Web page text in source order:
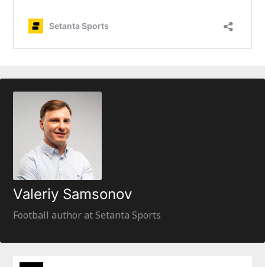
Valeriy Samsonov
Football author at Setanta Sports